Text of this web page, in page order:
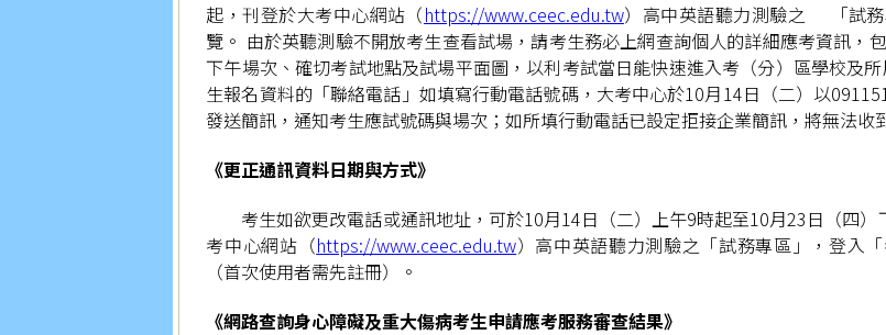
起，刊登於大考中心網站（https://www.ceec.edu.tw）高中英語聽力測驗之 「試務
覽。 由於英聽測驗不開放考生查看試場，請考生務必上網查詢個人的詳細應考資訊，
下午場次、確切考試地點及試場平面圖，以利考試當日能快速進入考（分）區學校及
生報名資料的「聯絡電話」如填寫行動電話號碼，大考中心於10月14日（二）以
發送簡訊，通知考生應試號碼與場次；如所填行動電話已設定拒接企業簡訊，將無法收
《更正通訊資料日期與方式》
考生如欲更改電話或通訊地址，可於10月14日（二）上午9時起至10月23日（四）
考中心網站（https://www.ceec.edu.tw）高中英語聽力測驗之「試務專區」，登入
（首次使用者需先註冊）。
《網路查詢身心障礙及重大傷病考生申請應考服務審查結果》